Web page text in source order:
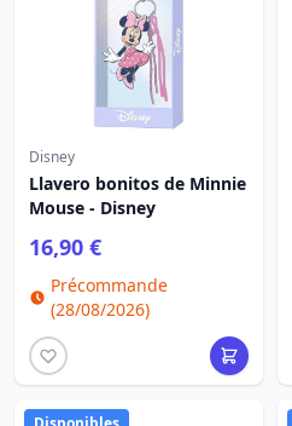
Disney
Llavero bonitos de Minnie
Mouse - Disney
16,90 €
Précommande
(28/08/2026)